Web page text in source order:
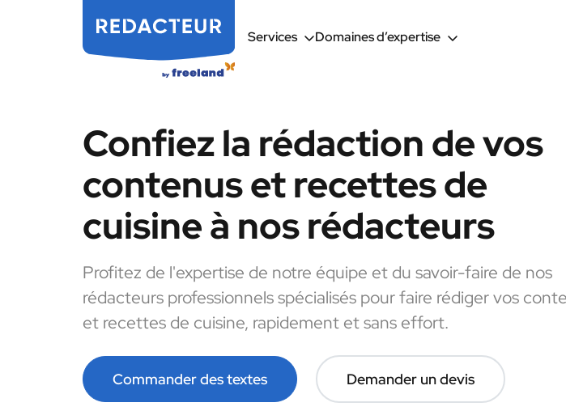
Services Domaines d’expertise
Confiez la rédaction de vos
contenus et recettes de
cuisine à nos rédacteurs
Profitez de l'expertise de notre équipe et du savoir-faire de nos
rédacteurs professionnels spécialisés pour faire rédiger vos
et recettes de cuisine, rapidement et sans effort.
Commander des textes Demander un devis